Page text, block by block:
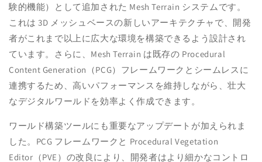
験的機能）として追加された Mesh Terrain システムです。
これは 3D メッシュベースの新しいアーキテクチャで、開発
者がこれまで以上に広大な環境を構築できるよう設計され
ています。さらに、Mesh Terrain は既存の Procedural
Content Generation（PCG）フレームワークとシームレスに
連携するため、高いパフォーマンスを維持しながら、壮大
なデジタルワールドを効率よく作成できます。
ワールド構築ツールにも重要なアップデートが加えられま
した。PCG フレームワークと Procedural Vegetation
Editor（PVE）の改良により、開発者はより細かなコントロ